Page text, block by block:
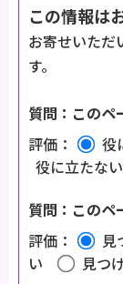
この情報は
お寄せいただ
す。
質問：このペ
評価：
役
役に立たない
質問：このペ
評価：
見
い
見つ